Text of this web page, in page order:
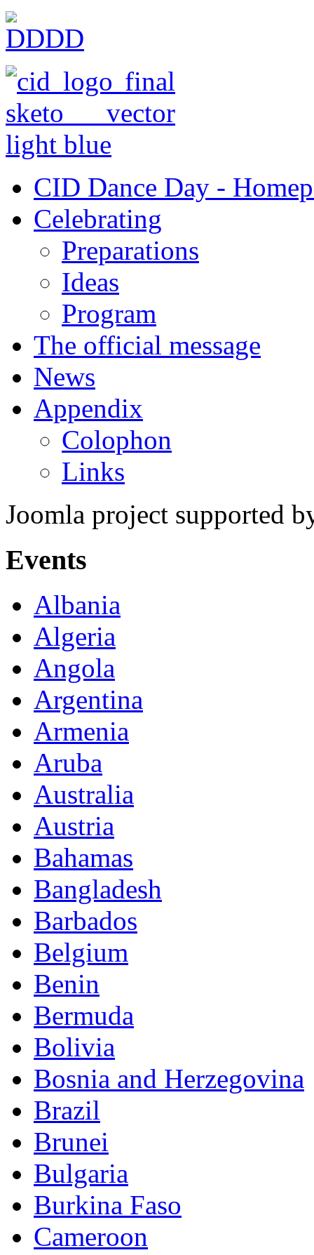
CID Dance Day -
Celebrating
Preparations
Ideas
Program
The official message
News
Appendix
Colophon
Links
Joomla project supported
Events
Albania
Algeria
Angola
Argentina
Armenia
Aruba
Australia
Austria
Bahamas
Bangladesh
Barbados
Belgium
Benin
Bermuda
Bolivia
Bosnia and Herzegovina
Brazil
Brunei
Bulgaria
Burkina Faso
Cameroon